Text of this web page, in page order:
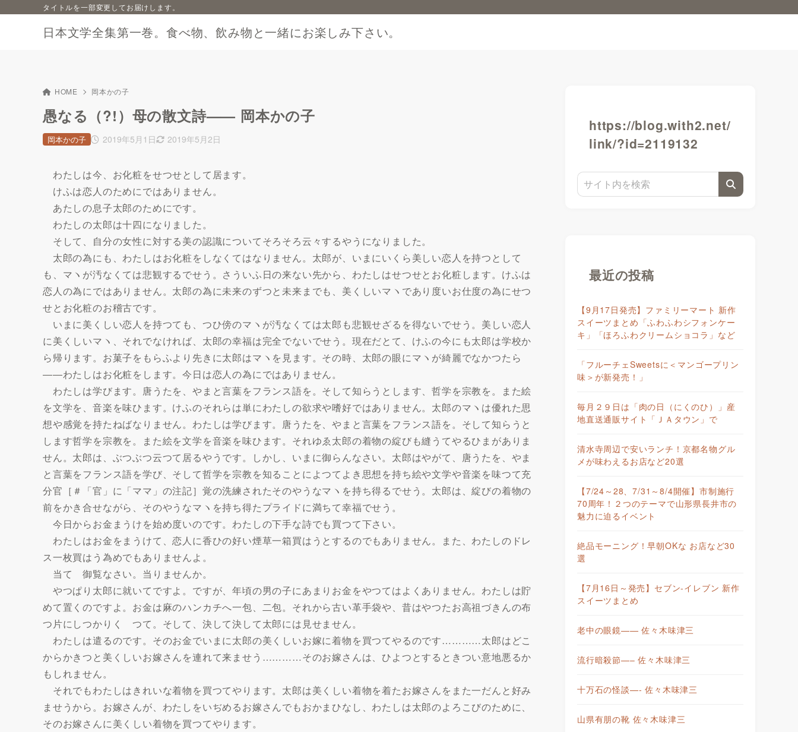
日本文学全集第一巻。食べ物、飲み物と一緒にお楽しみ下さい。
タイトルを一部変更してお届けします。
HOME 岡本かの子
愚なる（?!）母の散文詩—— 岡本かの子
2019年5月1日 2019年5月2日
岡本かの子
わたしは今、お化粧をせつせとして居ます。
けふは恋人のためにではありません。
あたしの息子太郎のためにです。
わたしの太郎は十四になりました。
そして、自分の女性に対する美の認識についてそろそろ云々するやうになりました。
太郎の為にも、わたしはお化粧をしなくてはなりません。太郎が、いまにいくら美しい恋人を持つとして
も、マヽが汚なくては悲観するでせう。さういふ日の来ない先から、わたしはせつせとお化粧します。けふは
恋人の為にではありません。太郎の為に未来のずつと未来までも、美くしいマヽであり度いお仕度の為にせつ
せとお化粧のお稽古です。
いまに美くしい恋人を持つても、つひ傍のマヽが汚なくては太郎も悲観せざるを得ないでせう。美しい恋人
に美くしいマヽ、それでなければ、太郎の幸福は完全でないでせう。現在だとて、けふの今にも太郎は学校か
ら帰ります。お菓子をもらふより先きに太郎はマヽを見ます。その時、太郎の眼にマヽが綺麗でなかつたら
――わたしはお化粧をします。今日は恋人の為にではありません。
わたしは学びます。唐うたを、やまと言葉をフランス語を。そして知らうとします、哲学を宗教を。また絵
を文学を、音楽を味ひます。けふのそれらは単にわたしの欲求や嗜好ではありません。太郎のマヽは優れた思
想や感覚を持たねばなりません。わたしは学びます。唐うたを、やまと言葉をフランス語を。そして知らうと
します哲学を宗教を。また絵を文学を音楽を味ひます。それゆゑ太郎の着物の綻びも縫うてやるひまがありま
せん。太郎は、ぶつぶつ云つて居るやうです。しかし、いまに御らんなさい。太郎はやがて、唐うたを、やま
と言葉をフランス語を学び、そして哲学を宗教を知ることによつてよき思想を持ち絵や文学や音楽を味つて充
分官［＃「官」に「ママ」の注記］覚の洗練されたそのやうなマヽを持ち得るでせう。太郎は、綻びの着物の
前をかき合せながら、そのやうなマヽを持ち得たプライドに満ちて幸福でせう。
今日からお金まうけを始め度いのです。わたしの下手な詩でも買つて下さい。
わたしはお金をまうけて、恋人に香ひの好い煙草一箱買はうとするのでもありません。また、わたしのドレ
ス一枚買はう為めでもありませんよ。
当てゝ御覧なさい。当りませんか。
やつぱり太郎に就いてですよ。ですが、年頃の男の子にあまりお金をやつてはよくありません。わたしは貯
めて置くのですよ。お金は麻のハンカチへ一包、二包。それから古い革手袋や、昔はやつたお高祖づきんの布
つ片にしつかりくゝつて。そして、決して決して太郎には見せません。
わたしは遣るのです。そのお金でいまに太郎の美くしいお嫁に着物を買つてやるのです…………太郎はどこ
からかきつと美くしいお嫁さんを連れて来ませう…………そのお嫁さんは、ひよつとするときつい意地悪るか
もしれません。
それでもわたしはきれいな着物を買つてやります。太郎は美くしい着物を着たお嫁さんをまた一だんと好み
ませうから。お嫁さんが、わたしをいぢめるお嫁さんでもおかまひなし、わたしは太郎のよろこびのために、
そのお嫁さんに美くしい着物を買つてやります。
https://blog.with2.net/
link/?id=2119132
最近の投稿
【9月17日発売】ファミリーマート 新作
スイーツまとめ「ふわふわシフォンケー
キ」「ほろふわクリームショコラ」など
「フルーチェSweetsに＜マンゴープリン
味＞が新発売！」
毎月２９日は「肉の日（にくのひ）」産
地直送通販サイト「ＪＡタウン」で
清水寺周辺で安いランチ！京都名物グル
メが味わえるお店など20選
【7/24～28、7/31～8/4開催】市制施行
70周年！２つのテーマで山形県長井市の
魅力に迫るイベント
絶品モーニング！早朝OKな お店など30
選
【7月16日～発売】セブン-イレブン 新作
スイーツまとめ
老中の眼鏡—— 佐々木味津三
流行暗殺節—– 佐々木味津三
十万石の怪談—- 佐々木味津三
山県有朋の靴 佐々木味津三